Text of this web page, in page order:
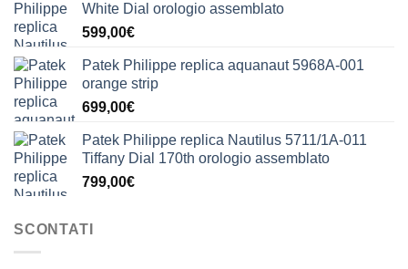
White Dial orologio assemblato
599,00€
Patek Philippe replica aquanaut 5968A-001
orange strip
699,00€
Patek Philippe replica Nautilus 5711/1A-011
Tiffany Dial 170th orologio assemblato
799,00€
SCONTATI